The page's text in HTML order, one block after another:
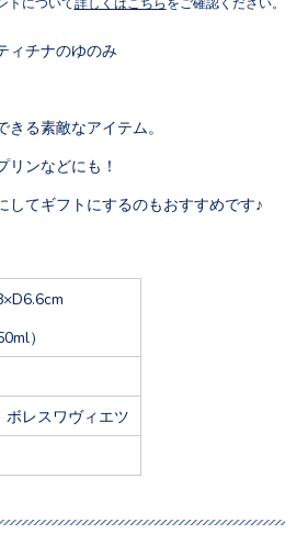
ィチナのゆのみ
る素敵なアイテム。
リンなどにも！
してギフトにするのもおすすめです♪
）
ボレスワヴィエツ